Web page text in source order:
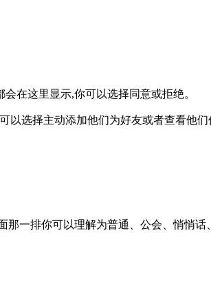
在这里显示,你可以选择同意或拒绝。
以选择主动添加他们为好友或者查看他们
一排你可以理解为普通、公会、悄悄话